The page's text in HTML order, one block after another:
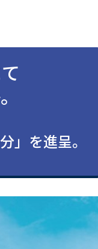
」を進呈。